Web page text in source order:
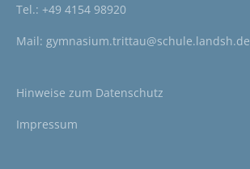
Tel.: +49 4154 98920
Mail: gymnasium.trittau@schule.landsh.de
Hinweise zum Datenschutz
Impressum